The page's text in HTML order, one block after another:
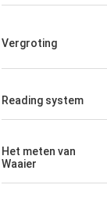
Vergroting
Reading system
Het meten van
Waaier